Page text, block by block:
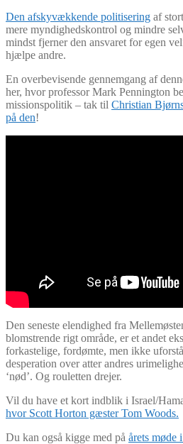
Den afskyvækkende politisering af
mere myndighedskontrol og mindre
mindst fjerner den ansvaret for egen
hjælpe andre.
En overbevisende gennemgang af
her, hvor professor Mark Pennington
missionspolitik – tak til Christian
på den!
Den seneste elendighed fra
blomstrende rigt område, er et andet
forkastelige, fordømte, men ikke
desperation over atter andres
‘nød’. Og rouletten drejer.
Vil du have et kort indblik i Israel/
hvor Scott Horton gæster Tom Woods.
Du kan også kigge med på årets møde